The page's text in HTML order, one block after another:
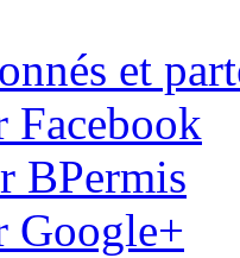
et
Facebook
BPermis
Google+